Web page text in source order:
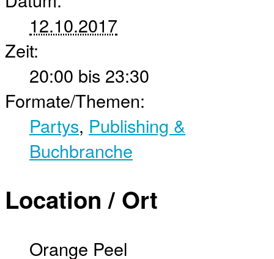
12.10.2017
Zeit:
20:00 bis 23:30
Formate/Themen:
Partys, Publishing &
Buchbranche
Location / Ort
Orange Peel